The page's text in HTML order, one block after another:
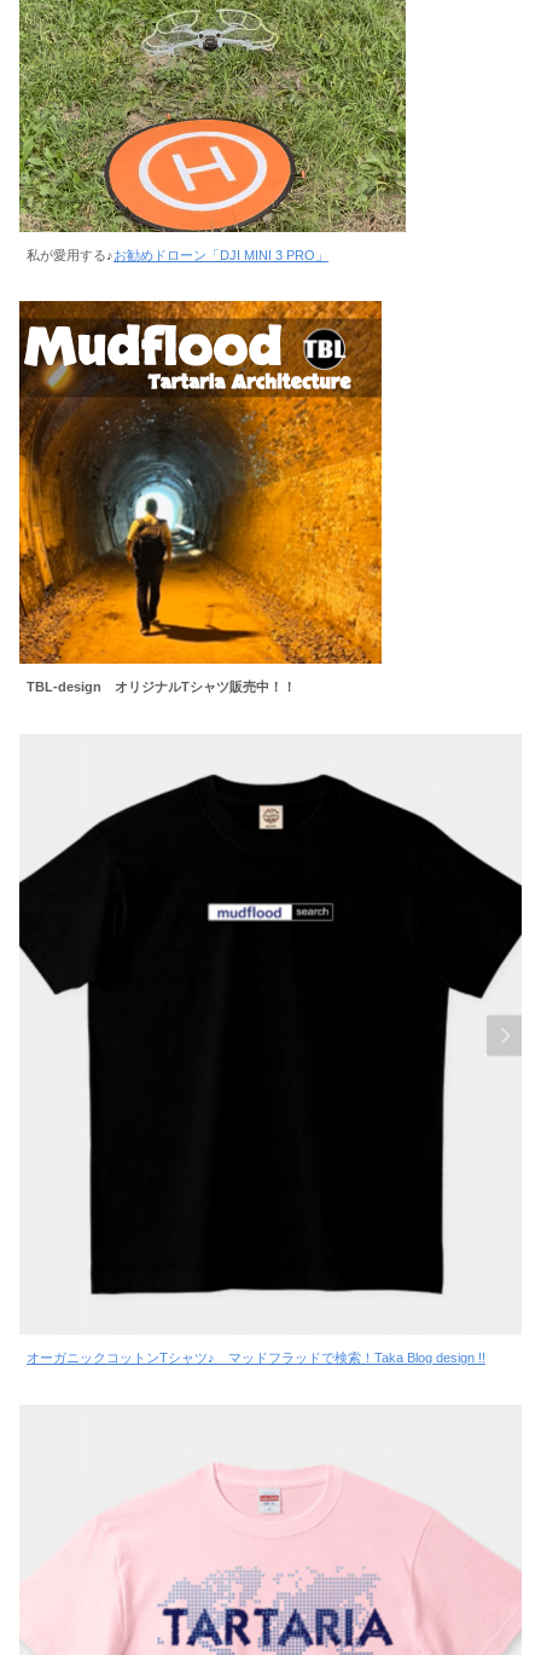
私が愛用する♪お勧めドローン「DJI MINI 3 PRO」
TBL-design オリジナルTシャツ販売中！！
オーガニックコットンTシャツ♪ マッドフラッドで検索！Taka Blog design !!